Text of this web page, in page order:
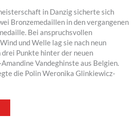
in Danzig sicherte sich
Bronzemedaillen in den vergangenen
Bei anspruchsvollen
und Welle lag sie nach neun
Punkte hinter der neuen
Vandeghinste aus Belgien.
die Polin Weronika Glinkiewicz-